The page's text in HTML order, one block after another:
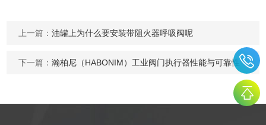
上一篇：油罐上为什么要安装带阻火器呼吸阀呢
下一篇：瀚柏尼（HABONIM）工业阀门执行器性能与可靠性